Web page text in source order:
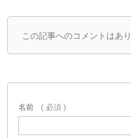
この記事へのコメントはあり
名前 ( 必須 )